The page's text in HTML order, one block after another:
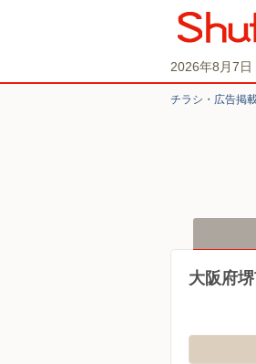
2026年8月7日
チラシ・​広告掲
大阪府